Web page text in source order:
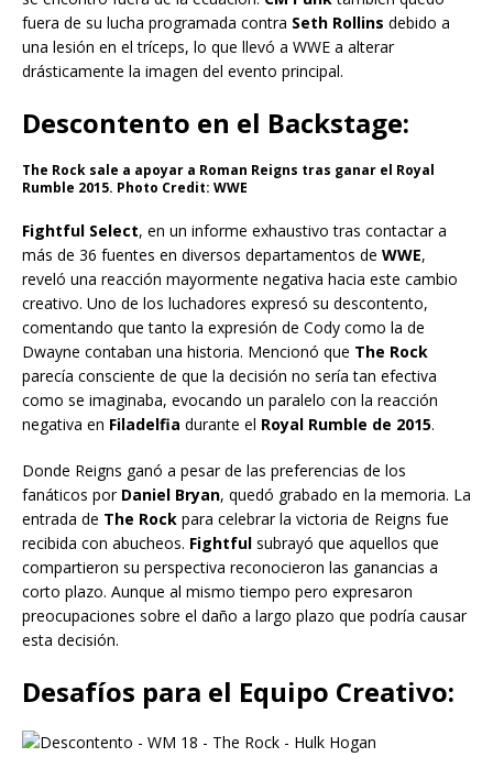
fuera de su lucha programada contra Seth Rollins debido a
una lesión en el tríceps, lo que llevó a WWE a alterar
drásticamente la imagen del evento principal.
Descontento en el Backstage:
The Rock sale a apoyar a Roman Reigns tras ganar el Royal
Rumble 2015. Photo Credit: WWE
Fightful Select, en un informe exhaustivo tras contactar a
más de 36 fuentes en diversos departamentos de WWE,
reveló una reacción mayormente negativa hacia este cambio
creativo. Uno de los luchadores expresó su descontento,
comentando que tanto la expresión de Cody como la de
Dwayne contaban una historia. Mencionó que The Rock
parecía consciente de que la decisión no sería tan efectiva
como se imaginaba, evocando un paralelo con la reacción
negativa en Filadelfia durante el Royal Rumble de 2015.
Donde Reigns ganó a pesar de las preferencias de los
fanáticos por Daniel Bryan, quedó grabado en la memoria. La
entrada de The Rock para celebrar la victoria de Reigns fue
recibida con abucheos. Fightful subrayó que aquellos que
compartieron su perspectiva reconocieron las ganancias a
corto plazo. Aunque al mismo tiempo pero expresaron
preocupaciones sobre el daño a largo plazo que podría causar
esta decisión.
Desafíos para el Equipo Creativo: